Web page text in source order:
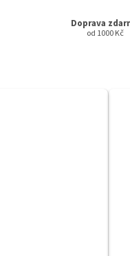
Doprava
od 1000 Kč